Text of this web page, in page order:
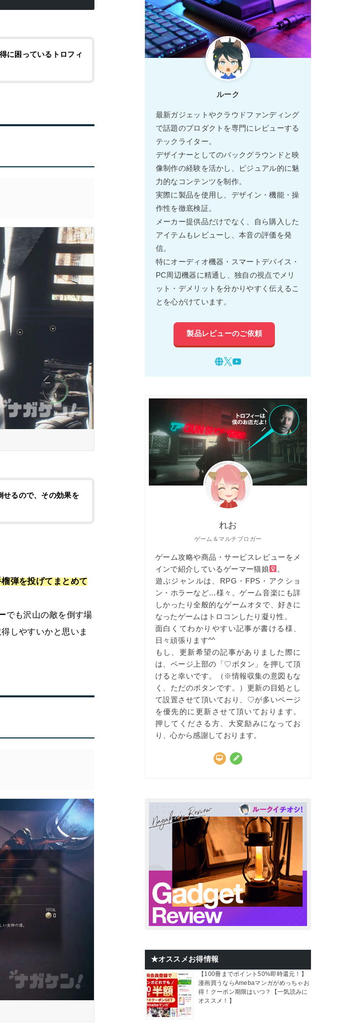
に困っているトロフィ
せるので、その効果を
弾を投げてまとめて
でも沢山の敵を倒す場
しやすいかと思いま
ルーク
最新ガジェットやクラウドファンディング
で話題のプロダクトを専門にレビューする
テックライター。
デザイナーとしてのバックグラウンドと映
像制作の経験を活かし、ビジュアル的に魅
力的なコンテンツを制作。
実際に製品を使用し、デザイン・機能・操
作性を徹底検証。
メーカー提供品だけでなく、自ら購入した
アイテムもレビューし、本音の評価を発
信。
特にオーディオ機器・スマートデバイス・
PC周辺機器に精通し、独自の視点でメリ
ット・デメリットを分かりやすく伝えるこ
とを心がけています。
製品レビューのご依頼
れお
ゲーム＆マルチブロガー
ゲーム攻略や商品・サービスレビューをメ
インで紹介しているゲーマー猫娘
。
遊ぶジャンルは、RPG・FPS・アクショ
ン・ホラーなど…様々。ゲーム音楽にも詳
しかったり全般的なゲームオタで、好きに
なったゲームはトロコンしたり凝り性。
面白くてわかりやすい記事が書ける様、
日々頑張ります^^
もし、更新希望の記事がありました際に
は、ページ上部の「♡ボタン」を押して頂
けると幸いです。（※情報収集の意図もな
く、ただのボタンです。）更新の目処とし
て設置させて頂いており、♡が多いページ
を優先的に更新させて頂いております。
押してくださる方、大変励みになってお
り、心から感謝しております。
★オススメお得情報
【100冊までポイント50%即時還元！】
漫画買うならAmebaマンガがめっちゃお
得！クーポン期限はいつ？【一気読みに
オススメ！】